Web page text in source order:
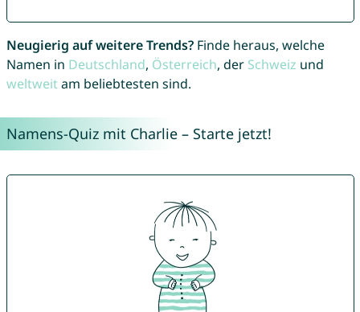
Neugierig auf weitere Trends?Finde heraus, welche
Namen in Deutschland, Österreich, der Schweiz und
weltweitam beliebtesten sind.
Namens-Quiz mit Charlie – Starte jetzt!